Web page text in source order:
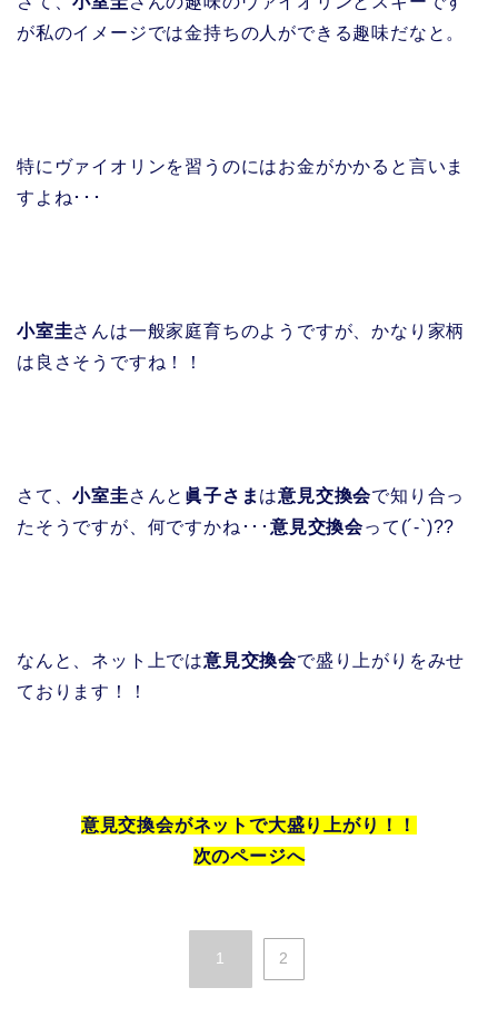
が私のイメージでは金持ちの人ができる趣味だなと。
特にヴァイオリンを習うのにはお金がかかると言いま
すよね･･･
小室圭さんは一般家庭育ちのようですが、かなり家柄
は良さそうですね！！
さて、小室圭さんと 眞子さま は意見交換会で知り合っ
たそうですが、何ですかね･･･ 意見交換会って(´-`)??
なんと、ネット上では意見交換会で盛り上がりをみせ
ております！！
意見交換会がネットで大盛り上がり！！
次のページへ
1 2